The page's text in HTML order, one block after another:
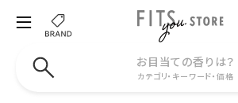
お目当ての香りは？
カテゴリ・キーワード・価格